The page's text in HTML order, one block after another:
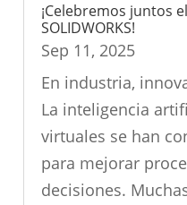
¡Celebremos juntos
SOLIDWORKS!
Sep 11, 2025
En industria,
La inteligencia
virtuales se han
para mejorar
decisiones.